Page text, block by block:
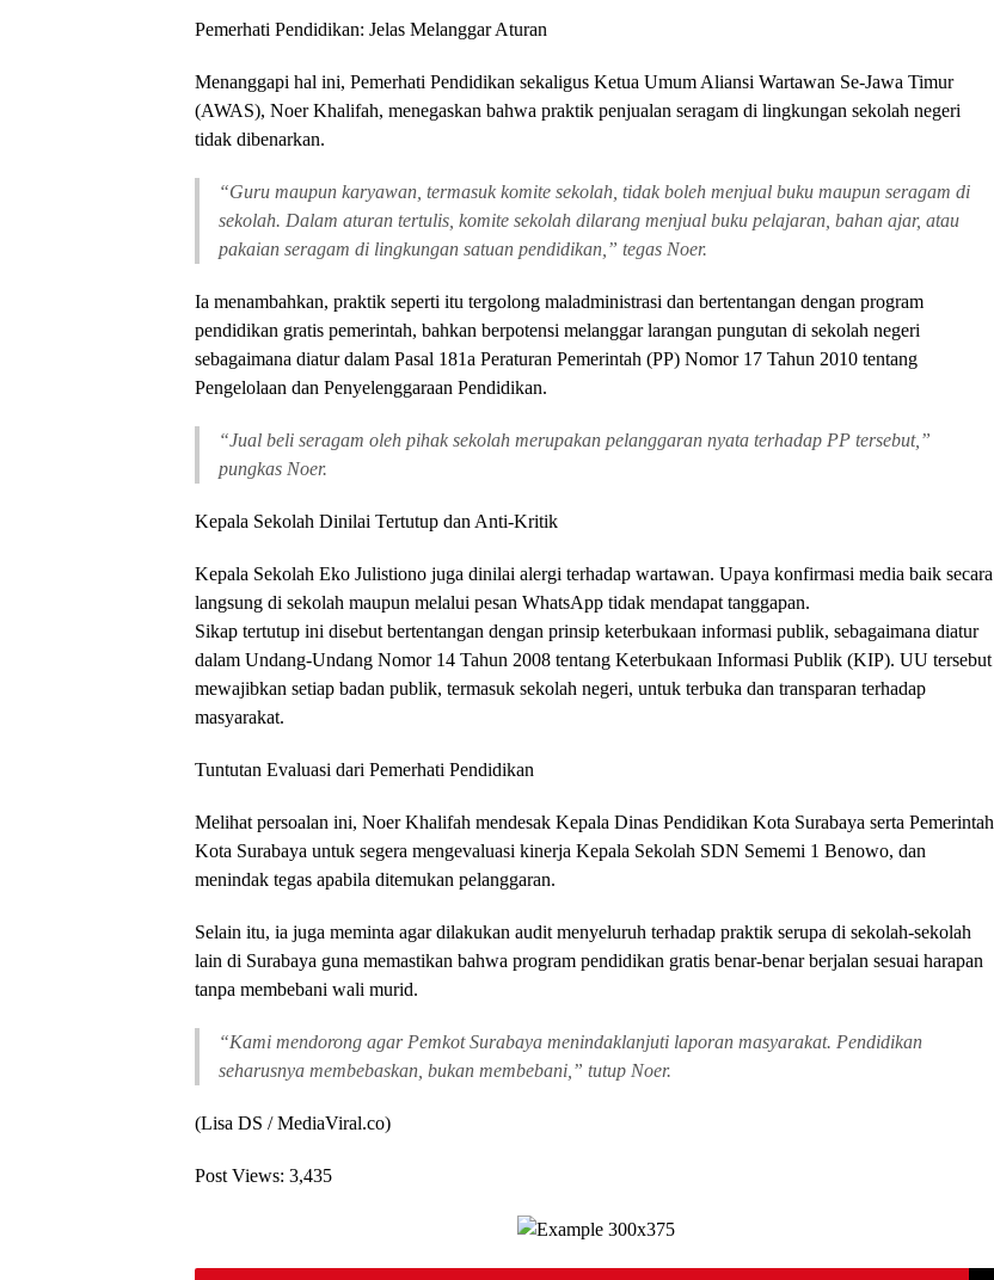
Pemerhati Pendidikan: Jelas Melanggar Aturan
Menanggapi hal ini, Pemerhati Pendidikan sekaligus Ketua Umum Aliansi Wartawan Se-Jawa Timur
(AWAS), Noer Khalifah, menegaskan bahwa praktik penjualan seragam di lingkungan sekolah negeri
tidak dibenarkan.
“Guru maupun karyawan, termasuk komite sekolah, tidak boleh menjual buku maupun seragam di
sekolah. Dalam aturan tertulis, komite sekolah dilarang menjual buku pelajaran, bahan ajar, atau
pakaian seragam di lingkungan satuan pendidikan,” tegas Noer.
Ia menambahkan, praktik seperti itu tergolong maladministrasi dan bertentangan dengan program
pendidikan gratis pemerintah, bahkan berpotensi melanggar larangan pungutan di sekolah negeri
sebagaimana diatur dalam Pasal 181a Peraturan Pemerintah (PP) Nomor 17 Tahun 2010 tentang
Pengelolaan dan Penyelenggaraan Pendidikan.
“Jual beli seragam oleh pihak sekolah merupakan pelanggaran nyata terhadap PP tersebut,”
pungkas Noer.
Kepala Sekolah Dinilai Tertutup dan Anti-Kritik
Kepala Sekolah Eko Julistiono juga dinilai alergi terhadap wartawan. Upaya konfirmasi media baik secara
langsung di sekolah maupun melalui pesan WhatsApp tidak mendapat tanggapan.
Sikap tertutup ini disebut bertentangan dengan prinsip keterbukaan informasi publik, sebagaimana diatur
dalam Undang-Undang Nomor 14 Tahun 2008 tentang Keterbukaan Informasi Publik (KIP). UU tersebut
mewajibkan setiap badan publik, termasuk sekolah negeri, untuk terbuka dan transparan terhadap
masyarakat.
Tuntutan Evaluasi dari Pemerhati Pendidikan
Melihat persoalan ini, Noer Khalifah mendesak Kepala Dinas Pendidikan Kota Surabaya serta Pemerintah
Kota Surabaya untuk segera mengevaluasi kinerja Kepala Sekolah SDN Sememi 1 Benowo, dan
menindak tegas apabila ditemukan pelanggaran.
Selain itu, ia juga meminta agar dilakukan audit menyeluruh terhadap praktik serupa di sekolah-sekolah
lain di Surabaya guna memastikan bahwa program pendidikan gratis benar-benar berjalan sesuai harapan
tanpa membebani wali murid.
“Kami mendorong agar Pemkot Surabaya menindaklanjuti laporan masyarakat. Pendidikan
seharusnya membebaskan, bukan membebani,” tutup Noer.
(Lisa DS / MediaViral.co)
Post Views: 3,435